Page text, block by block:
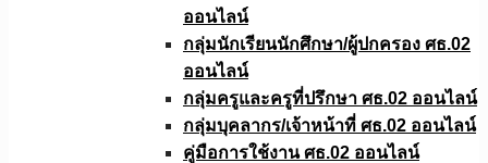
ออนไลน์
กลุ่มนักเรียนนักศึกษา/ผู้ปกครอง ศธ.02
ออนไลน์
กลุ่มครูและครูที่ปรึกษา ศธ.02 ออนไลน์
กลุ่มบุคลากร/เจ้าหน้าที่ ศธ.02 ออนไลน์
คู่มือการใช้งาน ศธ.02 ออนไลน์